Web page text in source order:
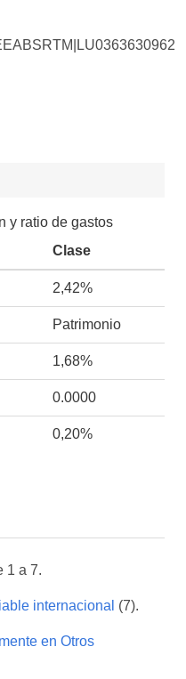
LU0363630962
y ratio de gastos
Clase
2,42%
Patrimonio
1,68%
0.0000
0,20%
1 a 7.
internacional (7).
en Otros